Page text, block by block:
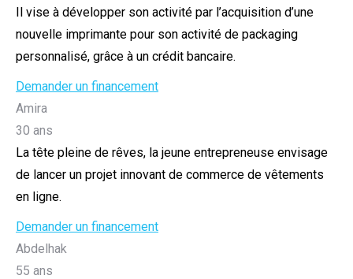
Il vise à développer son activité par l’acquisition d’une
nouvelle imprimante pour son activité de packaging
personnalisé, grâce à un crédit bancaire.
Demander un financement
Amira
30 ans
La tête pleine de rêves, la jeune entrepreneuse envisage
de lancer un projet innovant de commerce de vêtements
en ligne.
Demander un financement
Abdelhak
55 ans